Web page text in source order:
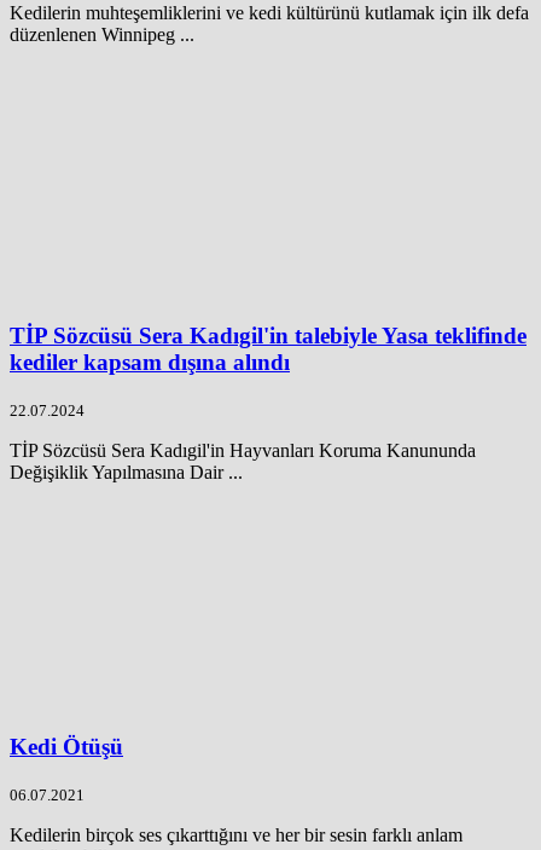
Kedilerin muhteşemliklerini ve kedi kültürünü kutlamak için ilk defa
düzenlenen Winnipeg ...
TİP Sözcüsü Sera Kadıgil'in talebiyle Yasa teklifinde
kediler kapsam dışına alındı
22.07.2024
TİP Sözcüsü Sera Kadıgil'in Hayvanları Koruma Kanununda
Değişiklik Yapılmasına Dair ...
Kedi Ötüşü
06.07.2021
Kedilerin birçok ses çıkarttığını ve her bir sesin farklı anlam